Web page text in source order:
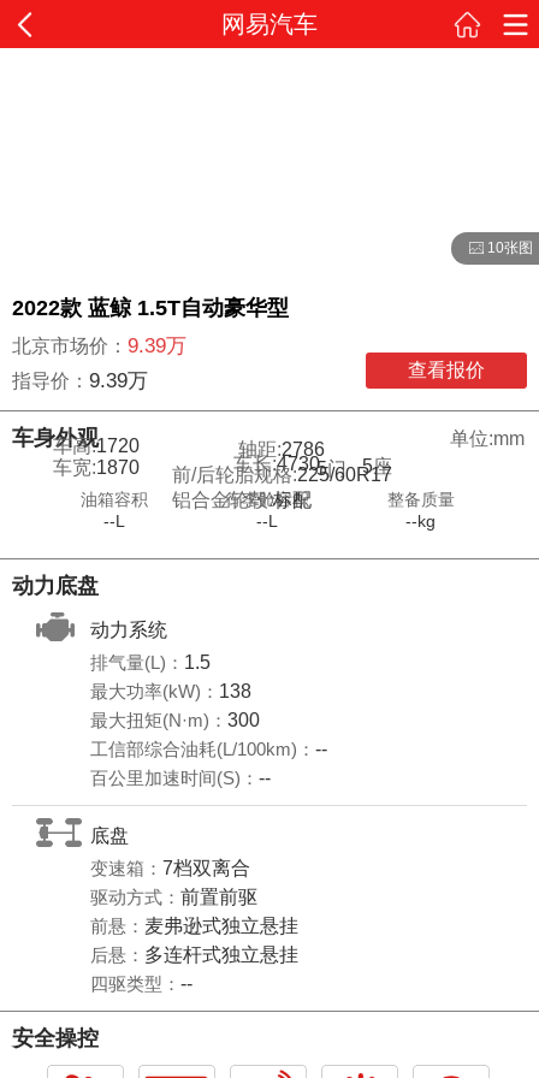
网易汽车
10张图
2022款 蓝鲸 1.5T自动豪华型
北京市场价： 9.39万
指导价： 9.39万 查看报价
车身外观
单位:mm
车长:4730
车宽:1870 5座
5门
车高:1720 轴距:2786
前/后轮胎规格:225/60R17
铝合金轮毂:标配
油箱容积
--L
行李舱容积
--L
整备质量
--kg
动力底盘
动力系统
排气量(L)： 1.5
最大功率(kW)： 138
最大扭矩(N·m)： 300
工信部综合油耗(L/100km)： --
百公里加速时间(S)： --
底盘
变速箱： 7档双离合
驱动方式： 前置前驱
前悬： 麦弗逊式独立悬挂
后悬： 多连杆式独立悬挂
四驱类型： --
安全操控